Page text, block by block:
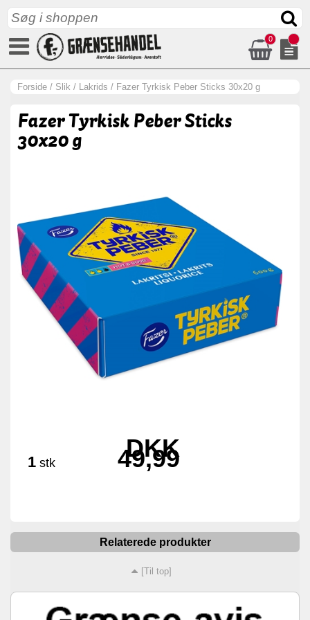
0
Forside / Slik / Lakrids / Fazer Tyrkisk Peber Sticks 30x20 g
Fazer Tyrkisk Peber Sticks
30x20 g
1 stk
DKK
49,99
Relaterede produkter
[Til top]